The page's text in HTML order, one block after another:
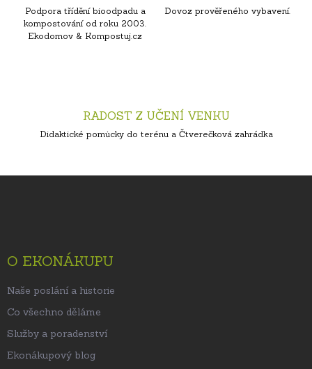
Podpora třídění bioodpadu a
kompostování od roku 2003.
Ekodomov & Kompostuj.cz
Dovoz prověřeného vybavení.
RADOST Z UČENÍ VENKU
Didaktické pomůcky do terénu a Čtverečková zahrádka
O EKONÁKUPU
Naše poslání a historie
Co všechno děláme
Služby a poradenství
Ekonákupový blog